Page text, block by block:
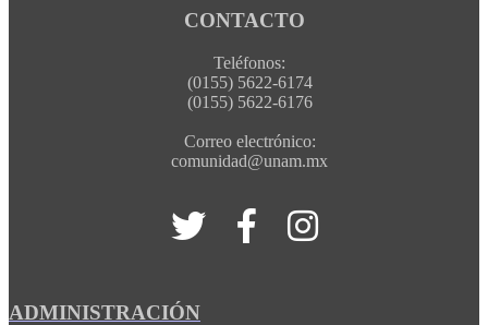
CONTACTO
Teléfonos:
(0155) 5622-6174
(0155) 5622-6176
Correo electrónico:
comunidad@unam.mx
ADMINISTRACIÓN